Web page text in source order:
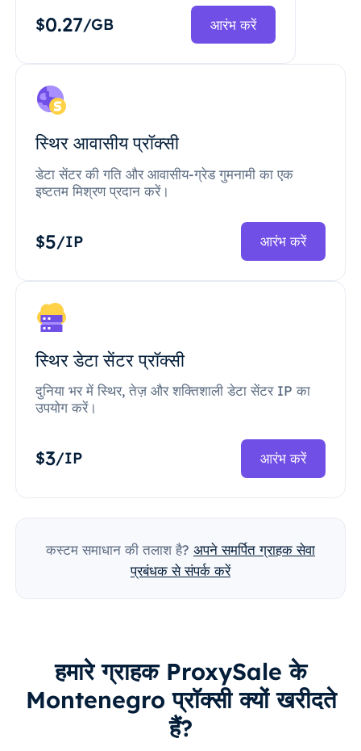
$0.27/GB आरंभ करें
स्थिर आवासीय प्रॉक्सी
डेटा सेंटर की गति और आवासीय-ग्रेड गुमनामी का एक
इष्टतम मिश्रण प्रदान करें।
$5/IP आरंभ करें
स्थिर डेटा सेंटर प्रॉक्सी
दुनिया भर में स्थिर, तेज़ और शक्तिशाली डेटा सेंटर IP का
उपयोग करें।
$3/IP आरंभ करें
कस्टम समाधान की तलाश है? अपने समर्पित ग्राहक सेवा
प्रबंधक से संपर्क करें
हमारे ग्राहक ProxySale के
Montenegro प्रॉक्सी क्यों खरीदते
हैं?